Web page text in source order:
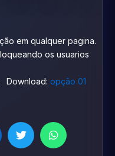
em qualquer pagina.
os usuarios
Download: opção 01